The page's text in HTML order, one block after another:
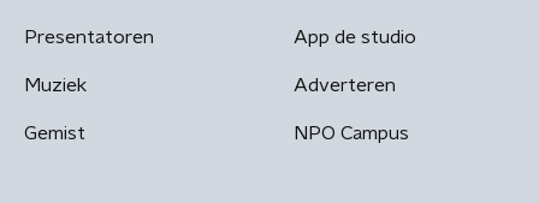
Presentatoren
Muziek
Gemist
App de studio
Adverteren
NPO Campus